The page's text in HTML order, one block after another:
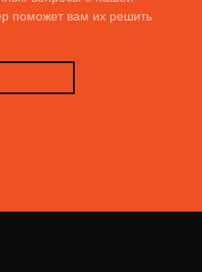
поможет вам их решить